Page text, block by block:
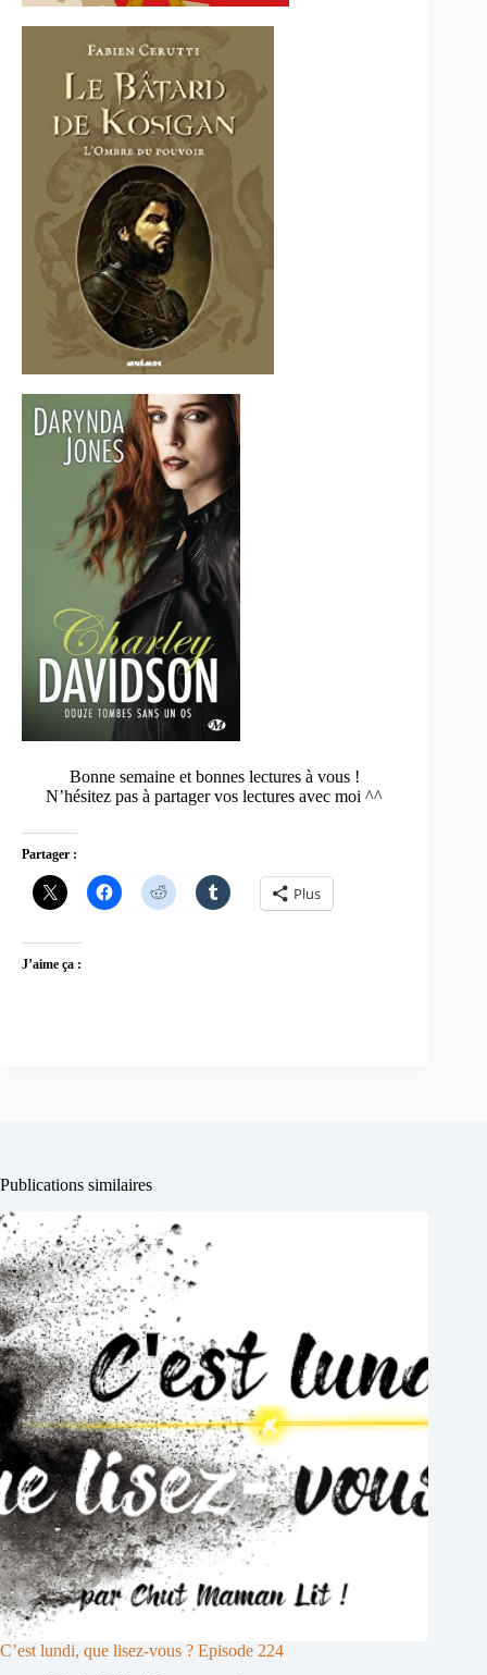
Bonne semaine et bonnes lectures à vous !
N’hésitez pas à partager vos lectures avec moi ^^
Partager :
Plus
J’aime ça :
Publications similaires
C’est lundi, que lisez-vous ? Episode 224